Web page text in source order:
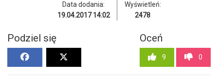
Data dodania:
19.04.2017 14:02
Wyświetleń:
2478
Podziel się Oceń
9 0